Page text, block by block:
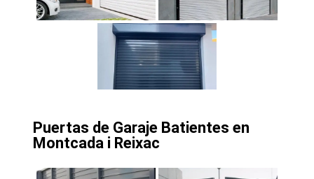
Puertas de Garaje Batientes en
Montcada i Reixac